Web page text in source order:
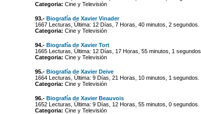
Categoria: Cine y Televisión
93.- Biografía de Xavier Vinader
1667 Lecturas, Última: 12 Días, 7 Horas, 40 minutos, 2 segundos.
Categoria: Cine y Televisión
94.- Biografía de Xavier Tort
1665 Lecturas, Última: 12 Días, 17 Horas, 55 minutos, 1 segundos.
Categoria: Cine y Televisión
95.- Biografía de Xavier Deive
1664 Lecturas, Última: 9 Días, 21 Horas, 10 minutos, 1 segundos.
Categoria: Cine y Televisión
96.- Biografía de Xavier Beauvois
1652 Lecturas, Última: 9 Días, 12 Horas, 55 minutos, 0 segundos.
Categoria: Cine y Televisión